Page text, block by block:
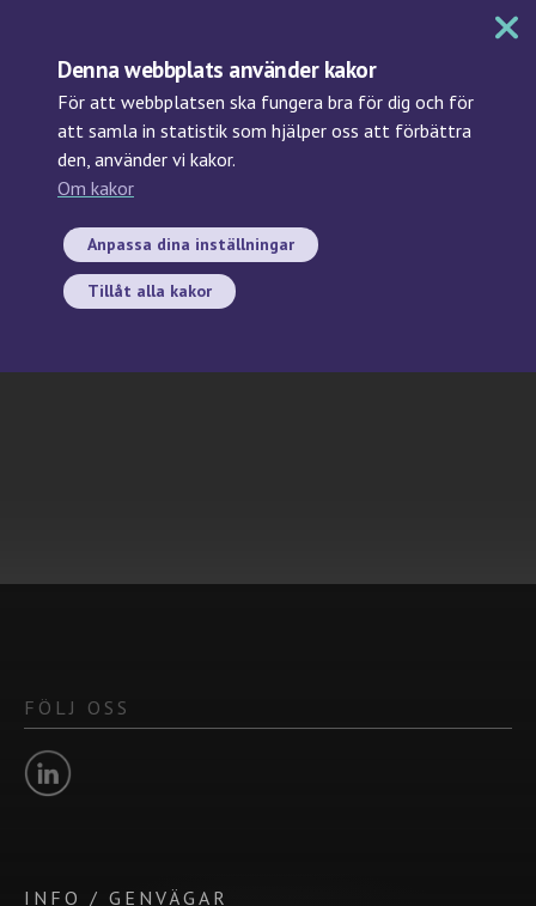
Denna webbplats använder kakor
För att webbplatsen ska fungera bra för dig och för
att samla in statistik som hjälper oss att förbättra
den, använder vi kakor.
Om kakor
Anpassa dina inställningar
Tillåt alla kakor
dataskyddsombud/data
protection officer
FÖLJ OSS
INFO / GENVÄGAR